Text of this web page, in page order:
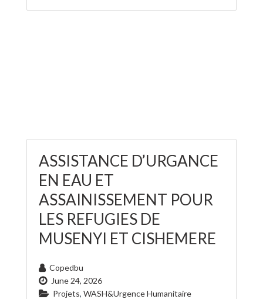
ASSISTANCE D’URGANCE
EN EAU ET
ASSAINISSEMENT POUR
LES REFUGIES DE
MUSENYI ET CISHEMERE
Copedbu
June 24, 2026
Projets, WASH&Urgence Humanitaire